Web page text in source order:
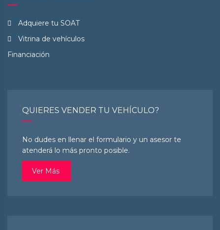
Adquiere tu SOAT
Vitrina de vehículos
Financiación
QUIERES VENDER TU VEHÍCULO?
No dudes en llenar el formulario y un asesor te
atenderá lo más pronto posible.
Ver Más